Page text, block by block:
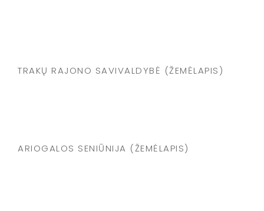
TRAKŲ RAJONO SAVIVALDYBĖ (ŽEMĖLAPIS)
ARIOGALOS SENIŪNIJA (ŽEMĖLAPIS)